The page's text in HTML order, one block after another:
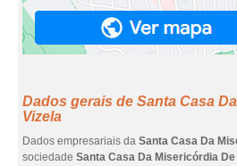
Dados gerais de Santa Casa
Vizela
Dados empresariais da Santa Casa Da
sociedade Santa Casa Da Misericórdia De